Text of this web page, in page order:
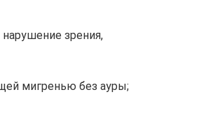
зрения,
мигренью без ауры;